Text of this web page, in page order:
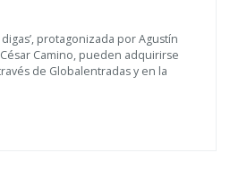
protagonizada por Agustín
Camino, pueden adquirirse
de Globalentradas y en la